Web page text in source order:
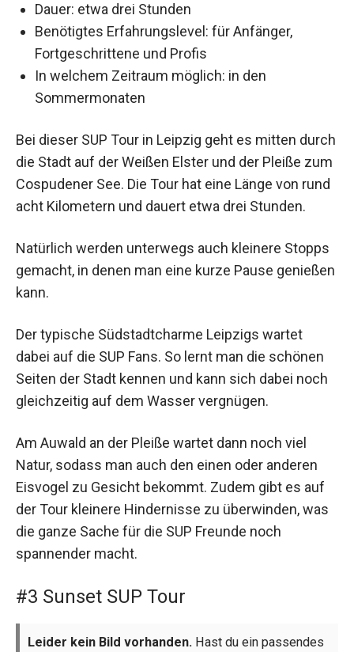
Dauer: etwa drei Stunden
Benötigtes Erfahrungslevel: für Anfänger,
Fortgeschrittene und Profis
In welchem Zeitraum möglich: in den
Sommermonaten
Bei dieser SUP Tour in Leipzig geht es mitten durch
die Stadt auf der Weißen Elster und der Pleiße zum
Cospudener See. Die Tour hat eine Länge von rund
acht Kilometern und dauert etwa drei Stunden.
Natürlich werden unterwegs auch kleinere Stopps
gemacht, in denen man eine kurze Pause genießen
kann.
Der typische Südstadtcharme Leipzigs wartet
dabei auf die SUP Fans. So lernt man die schönen
Seiten der Stadt kennen und kann sich dabei noch
gleichzeitig auf dem Wasser vergnügen.
Am Auwald an der Pleiße wartet dann noch viel
Natur, sodass man auch den einen oder anderen
Eisvogel zu Gesicht bekommt. Zudem gibt es auf
der Tour kleinere Hindernisse zu überwinden, was
die ganze Sache für die SUP Freunde noch
spannender macht.
#3 Sunset SUP Tour
Leider kein Bild vorhanden. Hast du ein passendes